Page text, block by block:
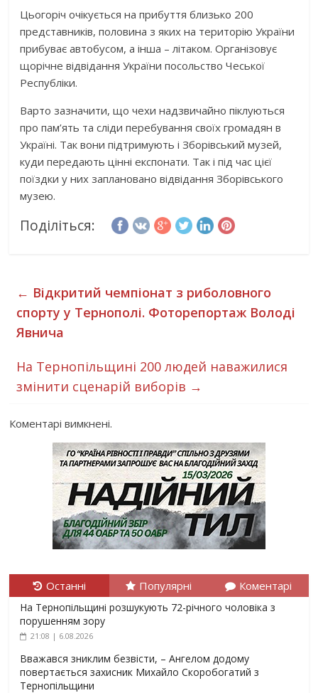
Цьогоріч очікується на прибуття близько 200
представників, половина з яких на територію України
прибуває автобусом, а інша – літаком. Організовує
щорічне відвідання України посольство Чеської
Республіки.
Варто зазначити, що чехи надзвичайно піклуються
про пам’ять та сліди перебування своїх громадян в
Україні. Так вони підтримують і Зборівський музей,
куди передають цінні експонати. Так і під час цієї
поїздки у них заплановано відвідання Зборівського
музею.
Поділіться:
← Відкритий чемпіонат з риболовного
спорту у Тернополі. Фоторепортаж Володі
Явнича
На Тернопільщині 200 людей наважилися
змінити сценарій виборів →
Коментарі вимкнені.
Останні Популярні Коментарі
На Тернопільщині розшукують 72-річного чоловіка з
порушенням зору
21:08 | 6.08.2026
Вважався зниклим безвісти, – Ангелом додому
повертається захисник Михайло Скоробогатий з
Тернопільщини